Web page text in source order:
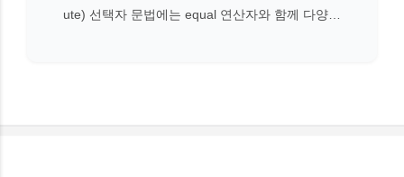
ute) 선택자 문법에는 equal 연산자와 함께 다양한